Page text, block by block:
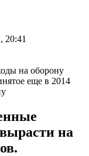
20:41
еще в 2014
на